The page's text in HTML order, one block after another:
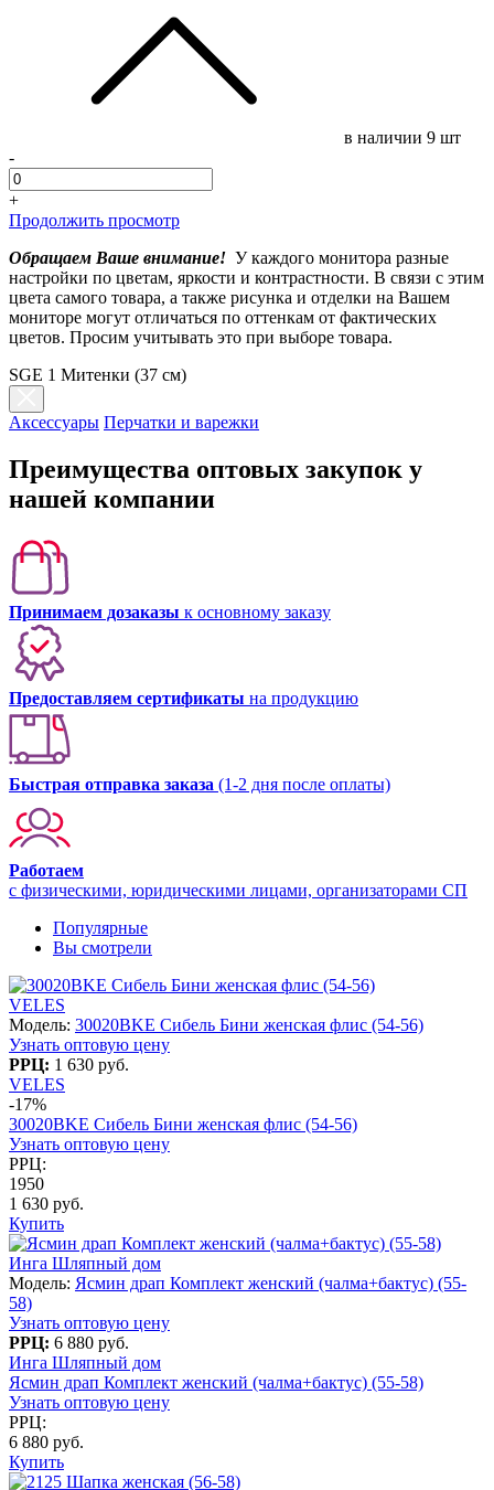
в наличии 9 шт
-
+
Продолжить просмотр
Обращаем Ваше внимание! У каждого монитора разные
настройки по цветам, яркости и контрастности. В связи с этим
цвета самого товара, а также рисунка и отделки на Вашем
мониторе могут отличаться по оттенкам от фактических
цветов. Просим учитывать это при выборе товара.
SGE 1 Митенки (37 см)
Аксессуары Перчатки и варежки
Преимущества оптовых закупок у
нашей компании
Принимаем дозаказы к основному заказу
Предоставляем сертификаты на продукцию
Быстрая отправка заказа (1-2 дня после оплаты)
Работаем
с физическими, юридическими лицами, организаторами СП
Популярные
Вы смотрели
VELES
Модель: 30020BKE Сибель Бини женская флис (54-56)
Узнать оптовую цену
РРЦ: 1 630 руб.
VELES
-17%
30020BKE Сибель Бини женская флис (54-56)
Узнать оптовую цену
РРЦ:
1950
1 630 руб.
Купить
Инга Шляпный дом
Модель: Ясмин драп Комплект женский (чалма+бактус) (55-
58)
Узнать оптовую цену
РРЦ: 6 880 руб.
Инга Шляпный дом
Ясмин драп Комплект женский (чалма+бактус) (55-58)
Узнать оптовую цену
РРЦ:
6 880 руб.
Купить